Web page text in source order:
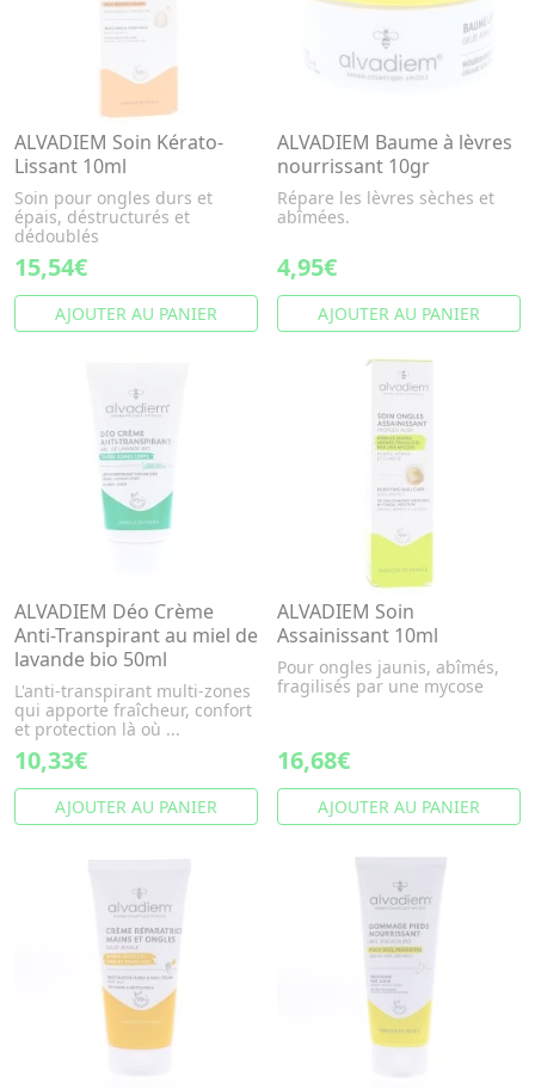
ALVADIEM Soin Kérato-
Lissant 10ml
Soin pour ongles durs et
épais, déstructurés et
dédoublés
15,54€
AJOUTER AU PANIER
ALVADIEM Baume à lèvres
nourrissant 10gr
Répare les lèvres sèches et
abîmées.
4,95€
AJOUTER AU PANIER
ALVADIEM Déo Crème
Anti-Transpirant au miel de
lavande bio 50ml
L'anti-transpirant multi-zones
qui apporte fraîcheur, confort
et protection là où ...
10,33€
AJOUTER AU PANIER
ALVADIEM Soin
Assainissant 10ml
Pour ongles jaunis, abîmés,
fragilisés par une mycose
16,68€
AJOUTER AU PANIER